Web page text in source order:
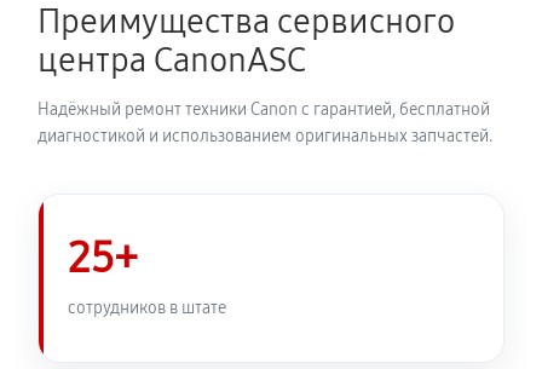
Замена трубок плоттера Canon imagePROGRAF
3420 руб 60 минут
Преимущества сервисного
центра CanonASC
Надёжный ремонт техники Canon с гарантией, бесплатной
диагностикой и использованием оригинальных запчастей.
25+
сотрудников в штате